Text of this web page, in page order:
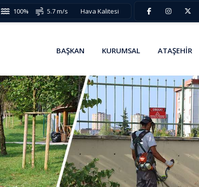
100% 5.7 m/s Hava Kalitesi
BAŞKAN KURUMSAL ATAŞEHİR